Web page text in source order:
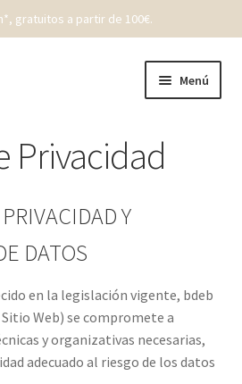
gratuitos a partir de 100€.
Menú
Privacidad
Y
DATOS
en la legislación vigente, bdeb
Web) se compromete a
y organizativas necesarias,
adecuado al riesgo de los datos